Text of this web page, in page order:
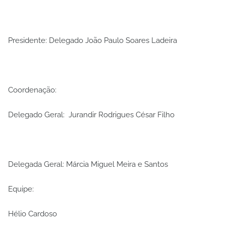
Presidente: Delegado João Paulo Soares Ladeira
Coordenação:
Delegado Geral: Jurandir Rodrigues César Filho
Delegada Geral: Márcia Miguel Meira e Santos
Equipe:
Hélio Cardoso